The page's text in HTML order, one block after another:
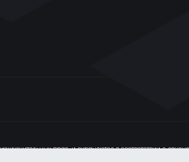
прав, и охраняются в соответствии с